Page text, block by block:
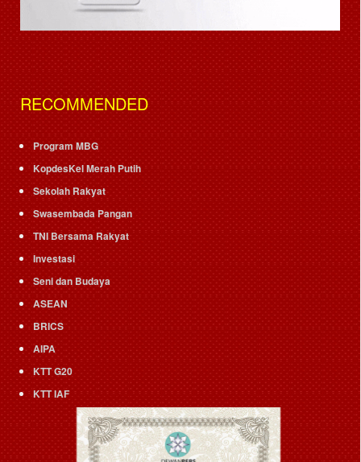
RECOMMENDED
Program MBG
KopdesKel Merah Putih
Sekolah Rakyat
Swasembada Pangan
TNI Bersama Rakyat
Investasi
Seni dan Budaya
ASEAN
BRICS
AIPA
KTT G20
KTT IAF